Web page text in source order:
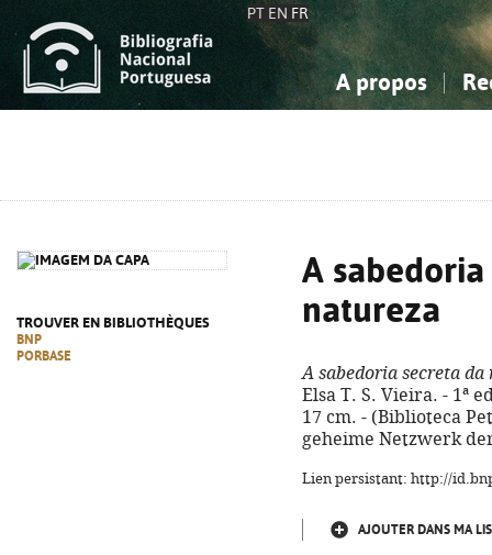
PT EN FR
A propos
TROUVER EN BIBLIOTHÈQUES
BNP
PORBASE
A
natureza
A sabedoria secreta da
Elsa T. S. Vieira. - 1ª
17 cm. - (Biblioteca
geheime Netzwerk
Lien persistant: http://
AJOUTER DANS MA